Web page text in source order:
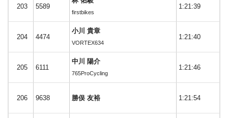
203 5589
firstbikes
1:21:39
204 4474
小川 貴章
VORTEX634
1:21:40
205 6111
中川 陽介
765ProCycling
1:21:46
206 9638 勝俣 友裕 1:21:54